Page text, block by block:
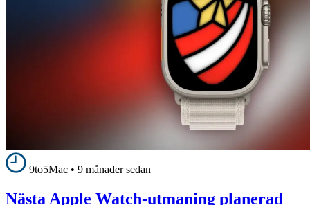
9to5Mac • 9 månader sedan
Nästa Apple Watch-utmaning planerad